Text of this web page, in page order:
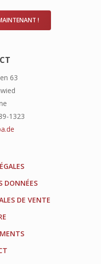
!
63
1323
DONNÉES
DE VENTE